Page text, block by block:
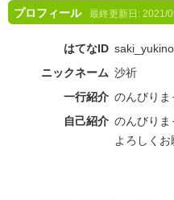
プロフィール 最終更新日: 2021/
はてなID saki_yukino
ニックネーム 沙祈
一行紹介 のんびりま
自己紹介 のんびりま
よろしくお